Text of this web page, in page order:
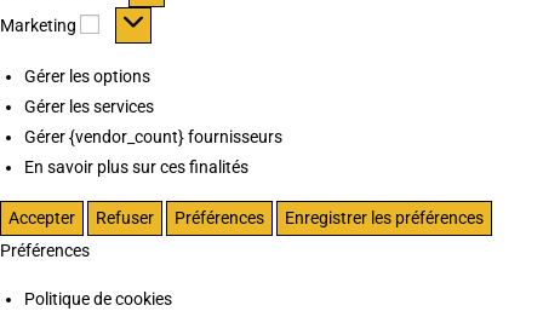
Marketing Marketing
Gérer les options
Gérer les services
Gérer {vendor_count} fournisseurs
En savoir plus sur ces finalités
Accepter Refuser Préférences
Enregistrer les préférences
Préférences
Politique de cookies